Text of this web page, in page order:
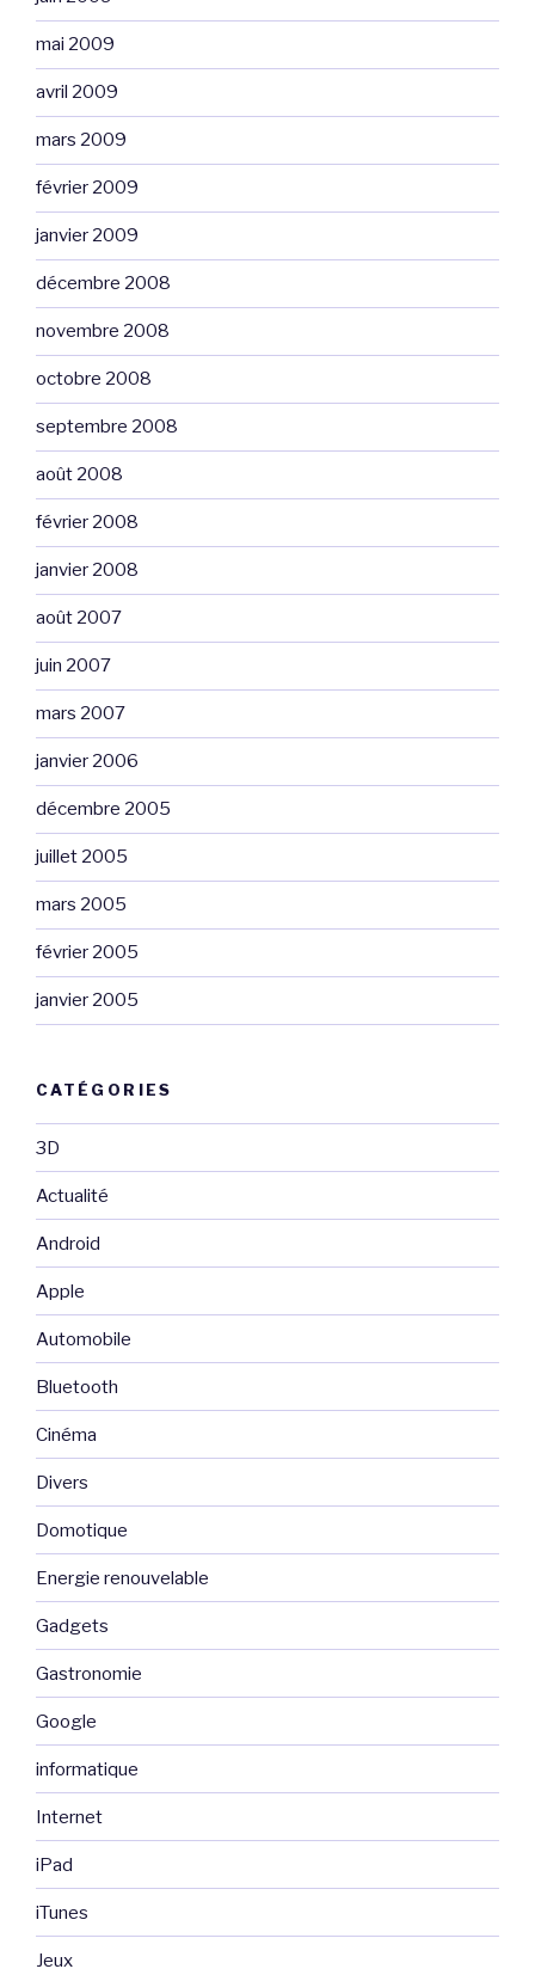
mai 2009
avril 2009
mars 2009
février 2009
janvier 2009
décembre 2008
novembre 2008
octobre 2008
septembre 2008
août 2008
février 2008
janvier 2008
août 2007
juin 2007
mars 2007
janvier 2006
décembre 2005
juillet 2005
mars 2005
février 2005
janvier 2005
CATÉGORIES
3D
Actualité
Android
Apple
Automobile
Bluetooth
Cinéma
Divers
Domotique
Energie renouvelable
Gadgets
Gastronomie
Google
informatique
Internet
iPad
iTunes
Jeux